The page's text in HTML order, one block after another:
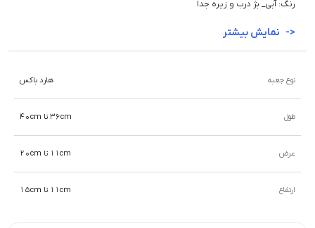
رنگ: آبی_ بژ درب و زیره جدا
نوع جعبه هارد باکس
طول 36cm تا 40cm
عرض 11cm تا 20cm
ارتفاع 11cm تا 15cm